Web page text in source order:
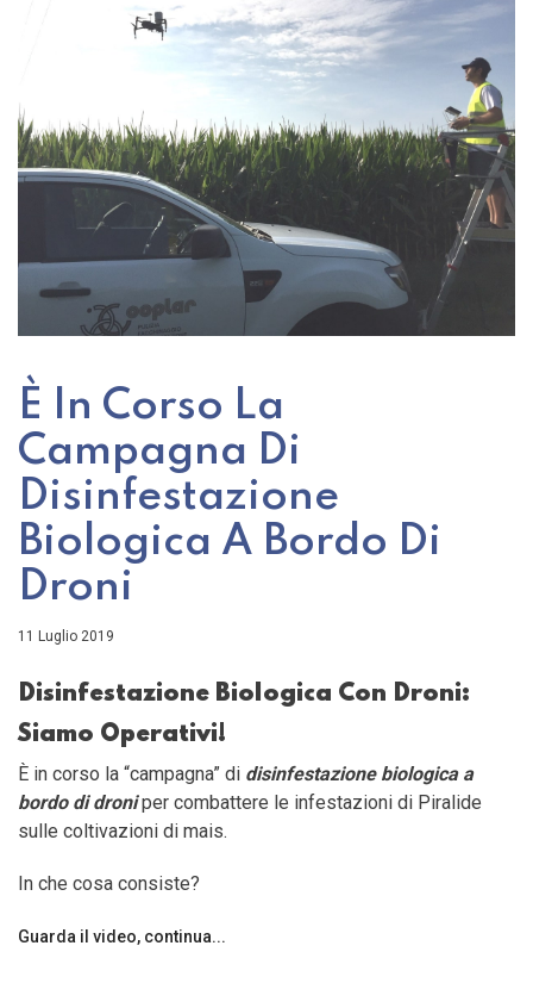
È In Corso La
Campagna Di
Disinfestazione
Biologica A Bordo Di
Droni
11 Luglio 2019
Disinfestazione Biologica Con Droni:
Siamo Operativi!
È in corso la “campagna” di disinfestazione biologica a
bordo di droniper combattere le infestazioni di Piralide
sulle coltivazioni di mais.
In che cosa consiste?
Guarda il video, continua...